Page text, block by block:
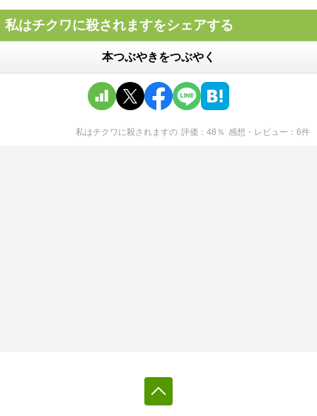
私はチクワに殺されますをシェアする
本つぶやきをつぶやく
私はチクワに殺されますの 評価 48 ％ 感想・レビュー 6件